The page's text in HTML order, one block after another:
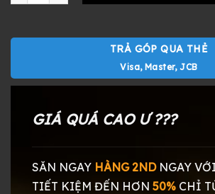
TRẢ GÓP QUA THẺ
Visa, Master, JCB
GIÁ QUÁ CAO Ư ???
SĂN NGAY HÀNG 2NDNGAY
TIẾT KIỆM ĐẾN HƠN 50% CHỈ